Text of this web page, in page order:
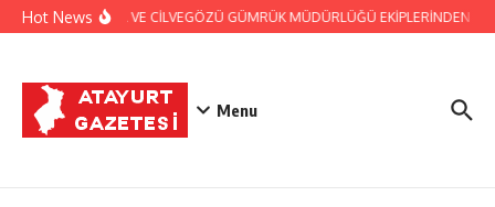
İçeriğe atla
Hot News
JANDARMA VE CİLVEGÖZÜ GÜMRÜK MÜDÜRLÜĞÜ EKİPLERİNDEN
Menu